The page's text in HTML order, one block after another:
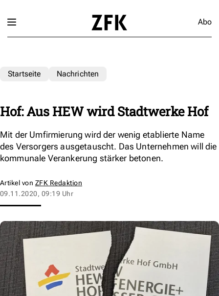
Abo
Startseite Nachrichten
Hof: Aus HEW wird Stadtwerke Hof
Mit der Umfirmierung wird der wenig etablierte Name
des Versorgers ausgetauscht. Das Unternehmen will die
kommunale Verankerung stärker betonen.
Artikel von ZFK Redaktion
09.11.2020, 09:19 Uhr